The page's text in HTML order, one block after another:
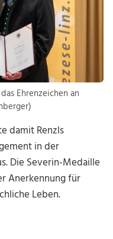
Ehrenzeichen an
damit Renzls
in der
Die Severin-Medaille
Anerkennung für
Leben.